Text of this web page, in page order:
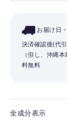
お届け日
決済確認後(代
（但し、沖縄
料無料
全成分表示